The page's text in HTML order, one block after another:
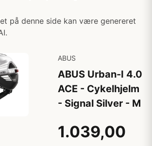
på denne side kan være genereret
ABUS
ABUS Urban-I 4.0
ACE - Cykelhjelm
- Signal Silver - M
1.039,00